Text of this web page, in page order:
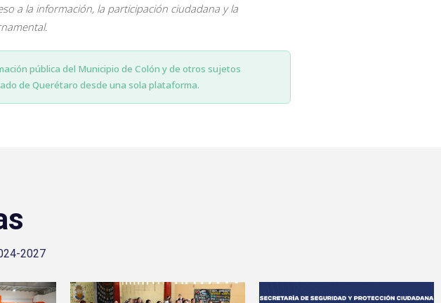
a la información, la participación ciudadana y la
.
pública del Municipio de Colón y de otros sujetos
de Querétaro desde una sola plataforma.
2027